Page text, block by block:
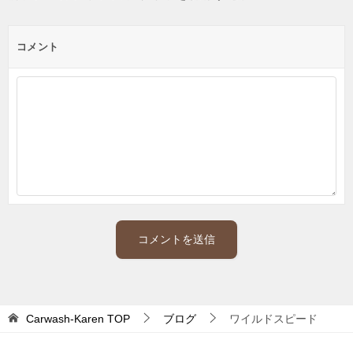
コメント
Carwash-Karen TOP ブログ ワイルドスピード